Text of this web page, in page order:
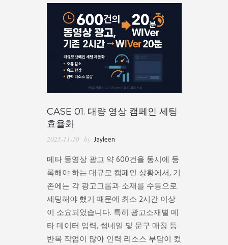
CASE 01. 대량 영상 캠페인 세팅
효율화
2025-11-10 by Jayleen
메타 동영상 광고 약 600건을 동시에 등
록해야 하는 대규모 캠페인 상황에서, 기
존에는 각 광고그룹과 소재를 수동으로
세팅해야 했기 때문에 최소 2시간 이상
이 소요되었습니다. 특히 광고소재별 메
타 데이터 입력, 썸네일 및 문구 매칭 등
반복 작업이 많아 인력 리소스 부담이 컸